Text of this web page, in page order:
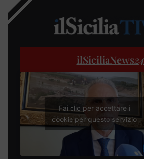
ilSiciliaNews24
Fai clic per accettare i
cookie per questo servizio